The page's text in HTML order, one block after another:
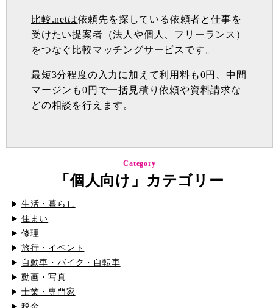
比較.netは依頼先を探している依頼者と仕事を
受けたい提案者（法人や個人、フリーランス）
をつなぐ比較マッチングサービスです。
最短3分程度の入力に加えて利用料も0円、中間
マージンも0円で一括見積り依頼や資料請求な
どの相談を行えます。
Category
「個人向け」カテゴリー
生活・暮らし
住まい
修理
旅行・イベント
自動車・バイク・自転車
動画・写真
士業・専門家